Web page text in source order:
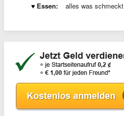
Essen:
alles was schmeckt